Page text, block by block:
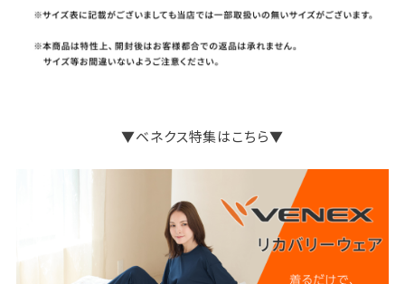
▼ベネクス特集はこちら▼